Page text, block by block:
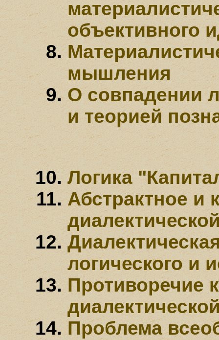
объективного
мышления
О совпадении
и теорией
Логика
Абстрактное и
логического и
Противоречие
Проблема